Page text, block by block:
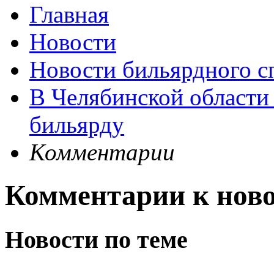
Главная
Новости
Новости бильярдного
В Челябинской
бильярду
Комментарии
Комментарии к
Новости по теме